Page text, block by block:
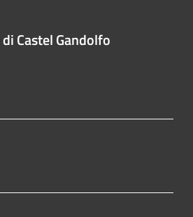
Castel Gandolfo